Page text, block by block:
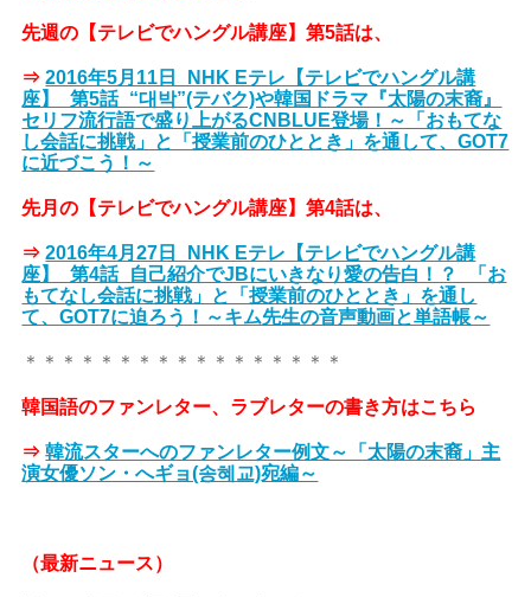
先週の【テレビでハングル講座】第5話は、
⇒ 2016年5月11日_NHK Eテレ【テレビでハングル講
座】_第5話_“대박”(テバク)や韓国ドラマ『太陽の末裔』
セリフ流行語で盛り上がるCNBLUE登場！～「おもてな
し会話に挑戦」と「授業前のひととき」を通して、GOT7
に近づこう！～
先月の【テレビでハングル講座】第4話は、
⇒ 2016年4月27日_NHK Eテレ【テレビでハングル講
座】_第4話_自己紹介でJBにいきなり愛の告白！？_「お
もてなし会話に挑戦」と「授業前のひととき」を通し
て、GOT7に迫ろう！～キム先生の音声動画と単語帳～
＊＊＊＊＊＊＊＊＊＊＊＊＊＊＊＊＊
韓国語のファンレター、ラブレターの書き方はこちら
⇒ 韓流スターへのファンレター例文～「太陽の末裔」主
演女優ソン・へギョ(송혜교)宛編～
（最新ニュース）